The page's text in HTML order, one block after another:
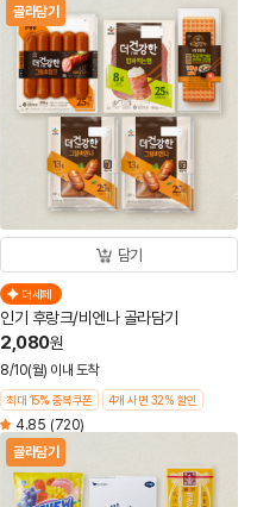
골라담기
담기
더세페
인기 후랑크/비엔나 골라담기
2,080원
8/10(월) 이내 도착
최대 15% 중복쿠폰 4개 사면 32% 할인
4.85 (720)
골라담기